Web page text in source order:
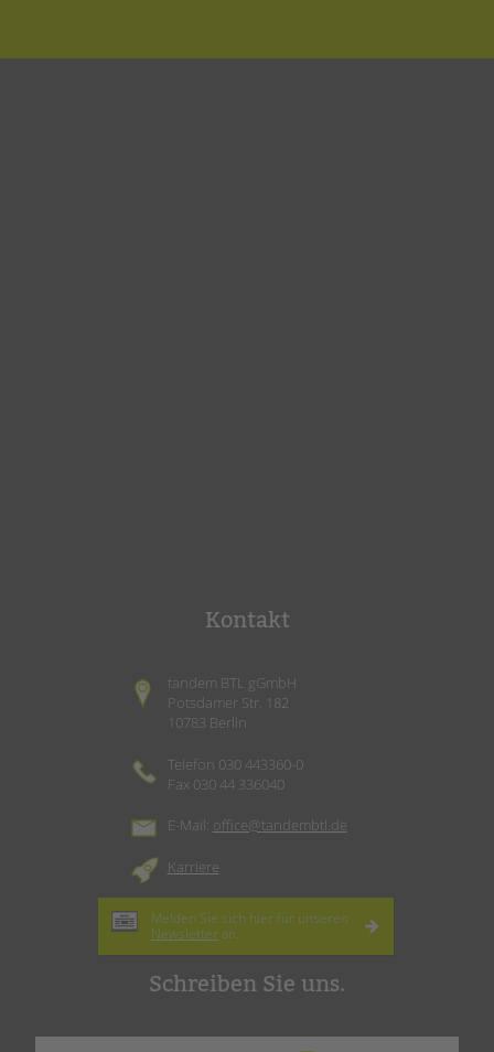
Kontakt
tandem BTL gGmbH
Potsdamer Str. 182
10783 Berlin
Telefon 030 443360-0
Fax 030 44 336040
E-Mail: office@tandembtl.de
Karriere
Melden Sie sich hier für unseren
Newsletter an.
Schreiben Sie uns.